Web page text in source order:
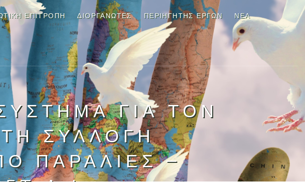
ΕΠΙΤΡΟΠΉ ΔΙΟΡΓΑΝΩΤΕΣ ΠΕΡΙΗΓΗΤΉΣ ΈΡΓΩΝ ΝΈΑ
ΓΙΑ ΤΟΝ
ΣΥΛΛΟΓΉ
ΠΑΡΑΛΊΕΣ –